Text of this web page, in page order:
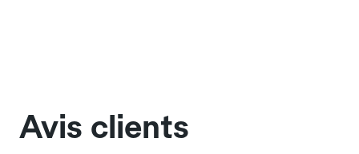
Avis clients